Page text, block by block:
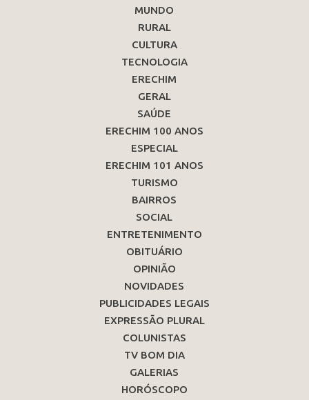
MUNDO
RURAL
CULTURA
TECNOLOGIA
ERECHIM
GERAL
SAÚDE
ERECHIM 100 ANOS
ESPECIAL
ERECHIM 101 ANOS
TURISMO
BAIRROS
SOCIAL
ENTRETENIMENTO
OBITUÁRIO
OPINIÃO
NOVIDADES
PUBLICIDADES LEGAIS
EXPRESSÃO PLURAL
COLUNISTAS
TV BOM DIA
GALERIAS
HORÓSCOPO